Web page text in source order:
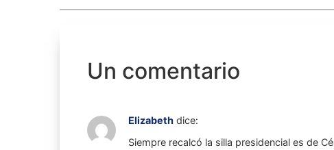
Un comentario
Elizabeth dice:
Siempre recalcó la silla presidencial es de